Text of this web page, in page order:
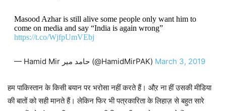
Masood Azhar is still alive some people only want him to
come on media and say “India is again wrong”
https://t.co/WjfpUmVEbj
— Hamid Mir حامد میر (@HamidMirPAK) March 3, 2019
हम पाकिस्तान के किसी बयान पर भरोसा नहीं करते हैं। औऱ ना हीं उसकी मीडिया
की बातों को सही मानते हैं। लेकिन फिर भी पत्रकारिता के लिहाज़ से बहुत सारे